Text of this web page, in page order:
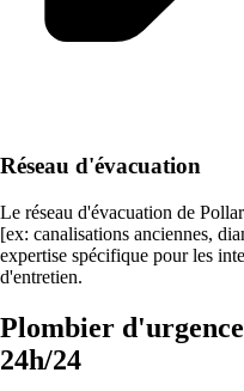
Réseau d'évacuation
Le réseau d'évacuation de
[ex: canalisations anciennes,
expertise spécifique pour les
d'entretien.
Plombier
24h/24